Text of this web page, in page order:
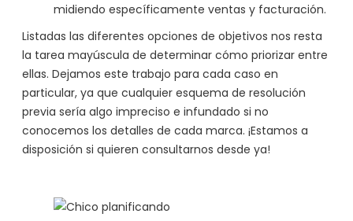
midiendo específicamente ventas y facturación.
Listadas las diferentes opciones de objetivos nos resta
la tarea mayúscula de determinar cómo priorizar entre
ellas. Dejamos este trabajo para cada caso en
particular, ya que cualquier esquema de resolución
previa sería algo impreciso e infundado si no
conocemos los detalles de cada marca. ¡Estamos a
disposición si quieren consultarnos desde ya!